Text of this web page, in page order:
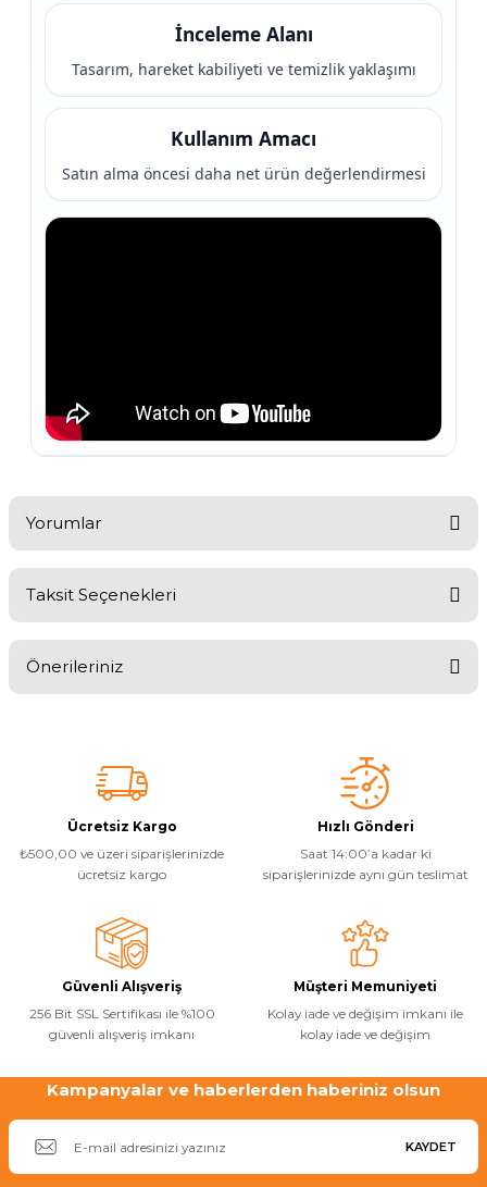
İnceleme Alanı
Tasarım, hareket kabiliyeti ve temizlik yaklaşımı
Kullanım Amacı
Satın alma öncesi daha net ürün değerlendirmesi
Yorumlar
Taksit Seçenekleri
Önerileriniz
Görüş ve önerileriniz için teşekkür ederiz.
Ürün resmi kalitesiz, bozuk veya görüntülenemiyor.
Ürün açıklamasında eksik bilgiler bulunuyor.
Ürün bilgilerinde hatalar bulunuyor.
Ürün fiyatı diğer sitelerden daha pahalı.
Bu ürüne benzer farklı alternatifler olmalı.
Gönder
Ücretsiz Kargo
₺500,00 ve üzeri siparişlerinizde
ücretsiz kargo
Hızlı Gönderi
Saat 14:00’a kadar ki
siparişlerinizde aynı gün teslimat
Güvenli Alışveriş
256 Bit SSL Sertifikası ile %100
güvenli alışveriş imkanı
Müşteri Memuniyeti
Kolay iade ve değişim imkanı ile
kolay iade ve değişim
Kampanyalar ve haberlerden haberiniz olsun
KAYDET